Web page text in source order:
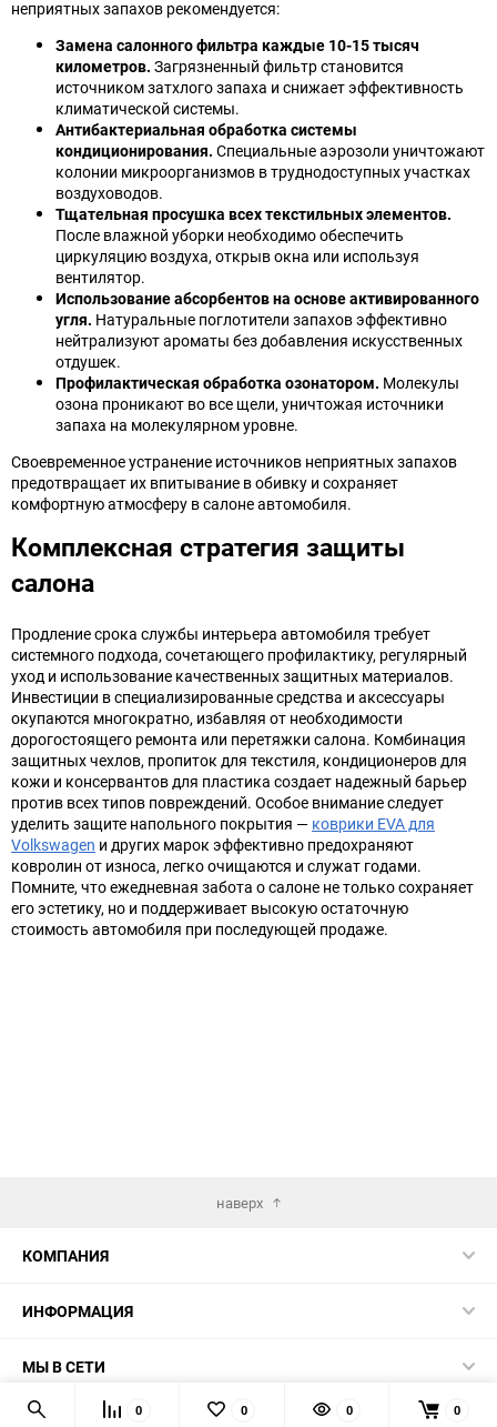
неприятных запахов рекомендуется:
Замена салонного фильтра каждые 10-15 тысяч
километров. Загрязненный фильтр становится
источником затхлого запаха и снижает эффективность
климатической системы.
Антибактериальная обработка системы
кондиционирования. Специальные аэрозоли уничтожают
колонии микроорганизмов в труднодоступных участках
воздуховодов.
Тщательная просушка всех текстильных элементов.
После влажной уборки необходимо обеспечить
циркуляцию воздуха, открыв окна или используя
вентилятор.
Использование абсорбентов на основе активированного
угля. Натуральные поглотители запахов эффективно
нейтрализуют ароматы без добавления искусственных
отдушек.
Профилактическая обработка озонатором. Молекулы
озона проникают во все щели, уничтожая источники
запаха на молекулярном уровне.
Своевременное устранение источников неприятных запахов
предотвращает их впитывание в обивку и сохраняет
комфортную атмосферу в салоне автомобиля.
Комплексная стратегия защиты
салона
Продление срока службы интерьера автомобиля требует
системного подхода, сочетающего профилактику, регулярный
уход и использование качественных защитных материалов.
Инвестиции в специализированные средства и аксессуары
окупаются многократно, избавляя от необходимости
дорогостоящего ремонта или перетяжки салона. Комбинация
защитных чехлов, пропиток для текстиля, кондиционеров для
кожи и консервантов для пластика создает надежный барьер
против всех типов повреждений. Особое внимание следует
уделить защите напольного покрытия — коврики EVA для
Volkswagen и других марок эффективно предохраняют
ковролин от износа, легко очищаются и служат годами.
Помните, что ежедневная забота о салоне не только сохраняет
его эстетику, но и поддерживает высокую остаточную
стоимость автомобиля при последующей продаже.
наверх
КОМПАНИЯ
ИНФОРМАЦИЯ
МЫ В СЕТИ
КОНТАКТЫ
0 0 0 0